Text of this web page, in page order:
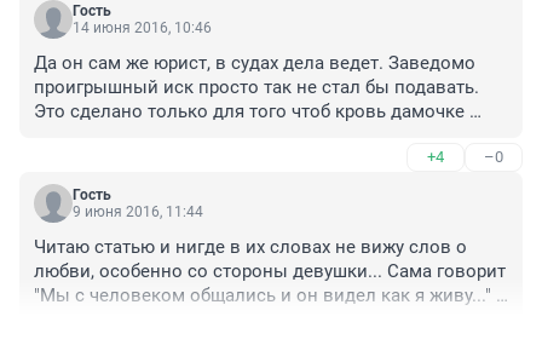
Гость
14 июня 2016, 10:46
Да он сам же юрист, в судах дела ведет. Заведомо
проигрышный иск просто так не стал бы подавать.
Это сделано только для того чтоб кровь дамочке
+4 –0
Гость
9 июня 2016, 11:44
Читаю статью и нигде в их словах не вижу слов о
любви, особенно со стороны девушки... Сама говорит
"Мы с человеком общались и он видел как я живу..."